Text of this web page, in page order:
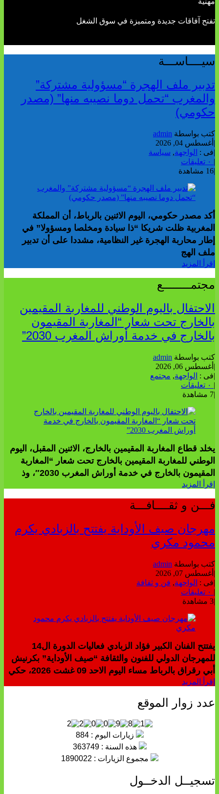
تفتح آفاقات جديدة ومتميزة في سوق الشغل
سيــــاســـة
تدبير ملف الهجرة “مسؤولية مشتركة”
والمغرب “تحمل دوما نصيبه منها” (مصدر
حكومي)
كتب بواسطة admin
| أغسطس 04, 2026
|فى : الواجهة, سياسة
|
|16 مشاهدة
أكد مصدر حكومي، اليوم الاثنين بالرباط، أن المملكة
المغربية ظلت شريكا “ذا سيادة ومخلصا ومسؤولا” في
إطار محاربة الهجرة غير النظامية، مشددا على أن تدبير
ملف الهج
إقرأ المزيد
مجتمــــــــع
الاحتفال باليوم الوطني للمغاربة المقيمين
بالخارج تحت شعار “المغاربة المقيمون
بالخارج في خدمة أوراش المغرب 2030”
كتب بواسطة admin
| أغسطس 06, 2026
|فى : الواجهة, مجتمع
|
|7 مشاهدة
يخلد قطاع المغاربة المقيمين بالخارج، الاثنين المقبل، اليوم
الوطني للمغاربة المقيمين بالخارج تحت شعار “المغاربة
المقيمون بالخارج في خدمة أوراش المغرب 2030″، وذ
إقرأ المزيد
فـــن و ثقــــافـــة
مهرجان صيف الأوداية يفتتح بالزبادي يكرم
محمود مكري
كتب بواسطة admin
| أغسطس 07, 2026
|فى : الواجهة, فن و ثقافة
|
|3 مشاهدة
يفتتح الفنان الكبير فؤاد الزبادي فعاليات الدورة ال14
للمهرجان الدولي للفنون والثقافة “صيف الأوداية” بكرنيش
أبي رقراق بالرباط مساء اليوم الاحد 09 غشت 2026، حكي
إقرأ المزيد
عدد زوار الموقع
زيارات اليوم : 884
هذه السنة : 363749
مجموع الزيارات : 1890022
تسجيــل الدخــول